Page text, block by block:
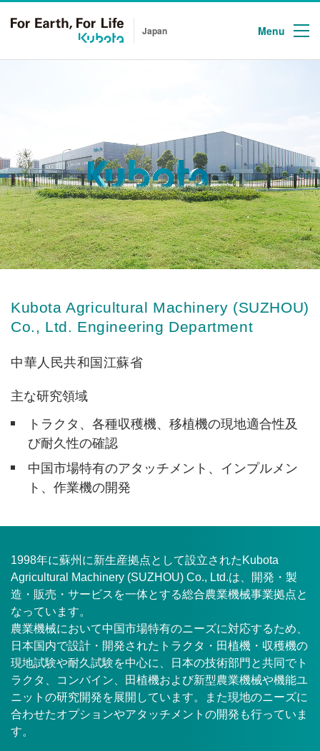
Japan Menu
Kubota Agricultural Machinery (SUZHOU)
Co., Ltd. Engineering Department
中華人民共和国江蘇省
主な研究領域
トラクタ、各種収穫機、移植機の現地適合性及
び耐久性の確認
中国市場特有のアタッチメント、インプルメン
ト、作業機の開発
1998年に蘇州に新生産拠点として設立されたKubota
Agricultural Machinery (SUZHOU) Co., Ltd.は、開発・製
造・販売・サービスを一体とする総合農業機械事業拠点と
なっています。
農業機械において中国市場特有のニーズに対応するため、
日本国内で設計・開発されたトラクタ・田植機・収穫機の
現地試験や耐久試験を中心に、日本の技術部門と共同でト
ラクタ、コンバイン、田植機および新型農業機械や機能ユ
ニットの研究開発を展開しています。また現地のニーズに
合わせたオプションやアタッチメントの開発も行っていま
す。